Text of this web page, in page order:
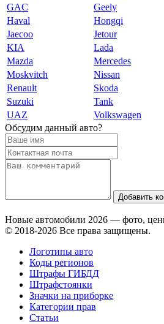
GAC
Geely
Haval
Hongqi
Jaecoo
Jetour
KIA
Lada
Mazda
Mercedes
Moskvitch
Nissan
Renault
Skoda
Suzuki
Tank
UAZ
Volkswagen
Обсудим данный авто?
Добавить
Новые автомобили 2026 — фото,
© 2018-2026 Все права защищены.
Логотипы авто
Коды регионов
Штрафы ГИБДД
Штрафстоянки
Значки на приборке
Категории прав
Статьи